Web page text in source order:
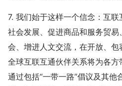
7. 我们始于这样一个信念：互
社会发展、促进商品和服务贸
会、增进人文交流，在开放、
全球互联互通伙伴关系将为各
通过包括“一带一路”倡议及其他